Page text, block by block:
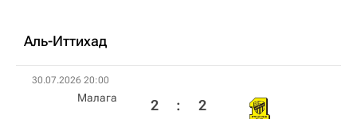
Аль-Иттихад
30.07.2026 20:00
Малага 2 : 2